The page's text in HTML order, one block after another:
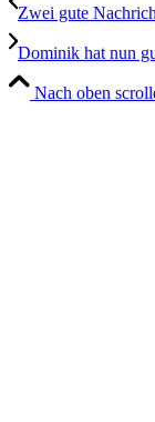
Zwei gute
Dominik hat nun
Nach oben